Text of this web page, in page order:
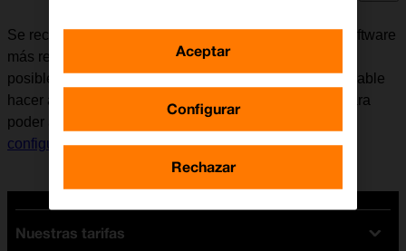
Se recomienda actualizar el móvil con la versión de software
más reciente ya que el fabricante suele ir corrigiendo
posibles errores de versiones anteriores. Es recomendable
hacer antes una copia de seguridad de la memoria. Para
poder actualizar el software del móvil, es necesario
configurar el móvil para internet.
Nuestras tarifas
Configurar
Rechazar
Aceptar